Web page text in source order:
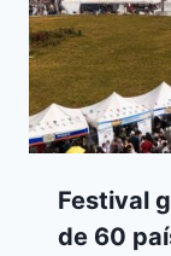
Festival
de 60